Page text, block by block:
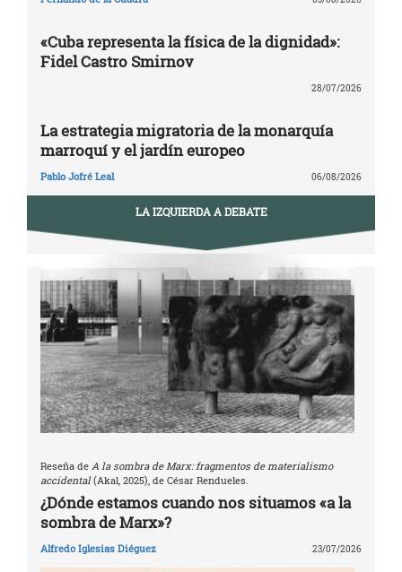
«Cuba representa la física de la dignidad»:
Fidel Castro Smirnov
28/07/2026
La estrategia migratoria de la monarquía
marroquí y el jardín europeo
Pablo Jofré Leal 06/08/2026
LA IZQUIERDA A DEBATE
Reseña de A la sombra de Marx: fragmentos de materialismo
accidental(Akal, 2025), de César Rendueles.
¿Dónde estamos cuando nos situamos «a la
sombra de Marx»?
Alfredo Iglesias Diéguez 23/07/2026